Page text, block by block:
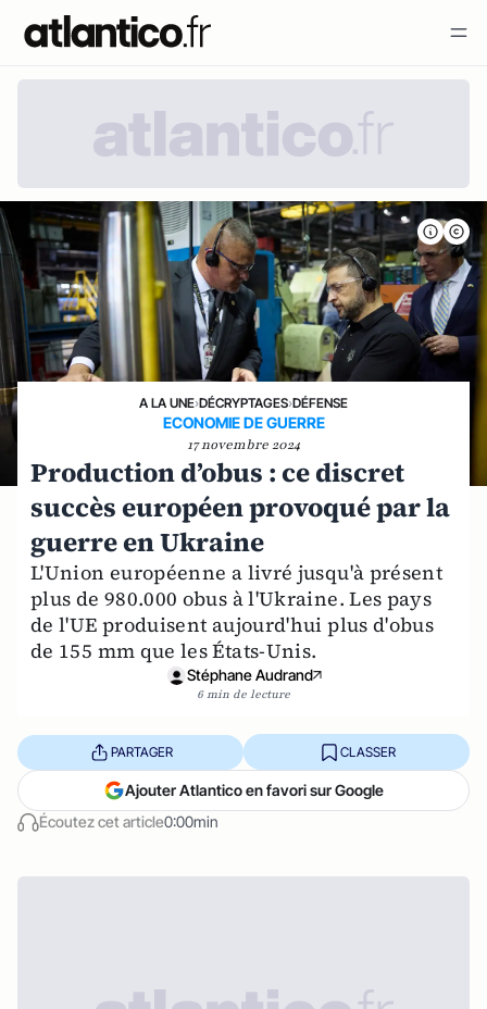
A LA UNE›DÉCRYPTAGES›DÉFENSE
ECONOMIE DE GUERRE
17 novembre 2024
Production d’obus : ce discret
succès européen provoqué par la
guerre en Ukraine
L'Union européenne a livré jusqu'à présent
plus de 980.000 obus à l'Ukraine. Les pays
de l'UE produisent aujourd'hui plus d'obus
de 155 mm que les États-Unis.
Stéphane Audrand
6 min de lecture
Écoutez cet article0:00min
PARTAGER CLASSER
Ajouter Atlantico en favori sur Google